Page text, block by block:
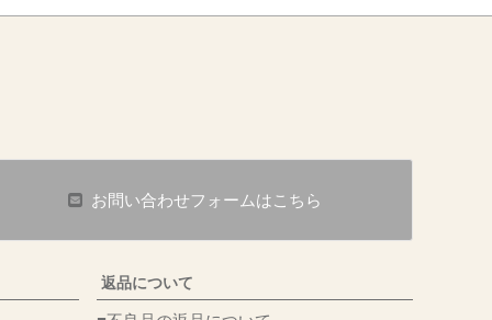
お問い合わせフォームはこちら
返品について